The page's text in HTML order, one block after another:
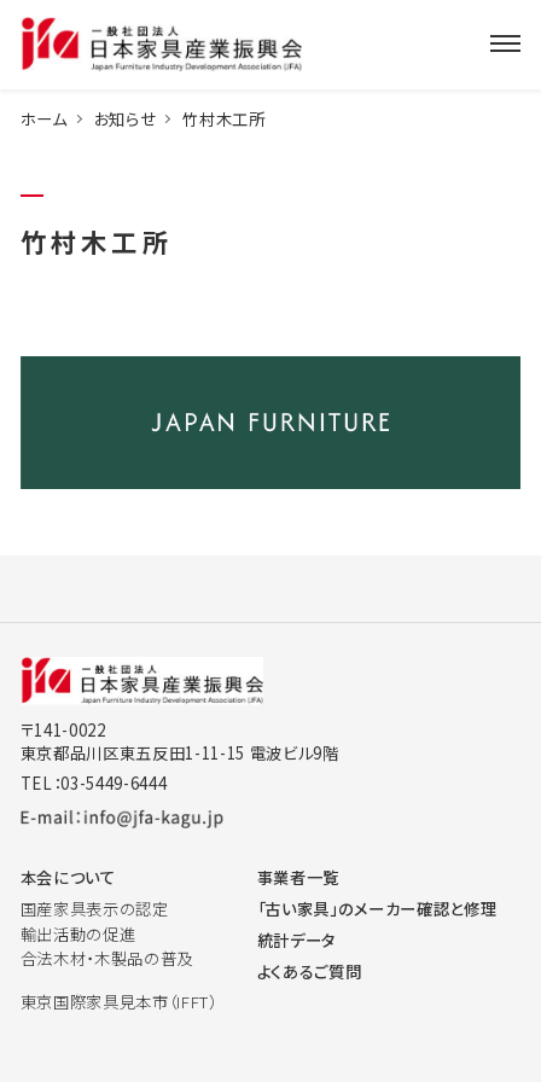
ホーム お知らせ 竹村木工所
竹村木工所
〒141-0022
東京都品川区東五反田1-11-15 電波ビル9階
TEL：03-5449-6444
本会について
国産家具表示の認定
輸出活動の促進
合法木材・木製品の普及
東京国際家具見本市（IFFT）
事業者一覧
「古い家具」のメーカー確認と修理
統計データ
よくあるご質問